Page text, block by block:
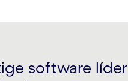
software líder